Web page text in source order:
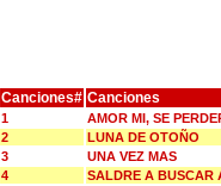
Canciones# Canciones
1
AMOR MI, SE
2
LUNA DE OTOÑO
3
UNA VEZ MAS
4
SALDRE A BUSCAR